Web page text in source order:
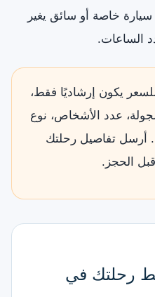
سيارة خاصة أو سائق يغير
الساعات.
يكون إرشاديًا فقط،
عدد الأشخاص، نوع
أرسل تفاصيل رحلتك
الحجز.
رحلتك في